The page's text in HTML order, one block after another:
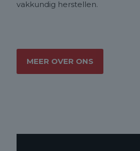
vakkundig herstellen.
MEER OVER ONS